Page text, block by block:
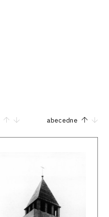
abecedne